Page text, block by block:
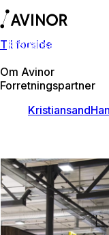
Til forside
Om Avinor
Forretningspartner
Kristiansand lufthamn
Kristiansand